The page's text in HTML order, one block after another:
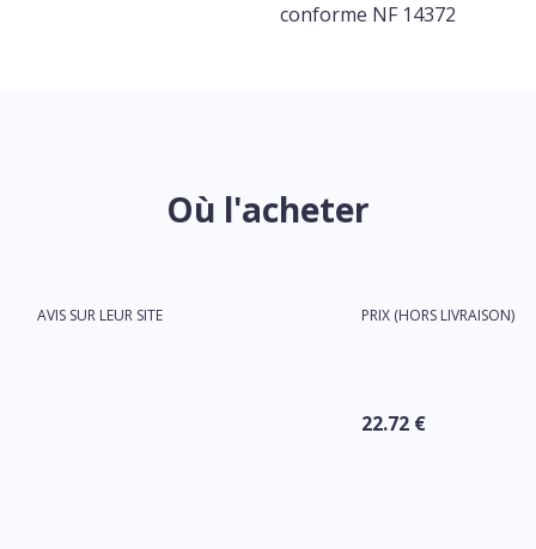
conforme NF 14372
Où l'acheter
AVIS SUR LEUR SITE PRIX (HORS LIVRAISON)
22.72 €